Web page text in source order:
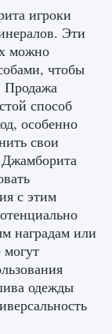
в
0
игроки
Эти
можно
чтобы
Продажа
способ
особенно
свои
Джамборита
с этим
наградам или
одежды